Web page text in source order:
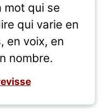
mot qui se
qui varie en
en voix, en
nombre.